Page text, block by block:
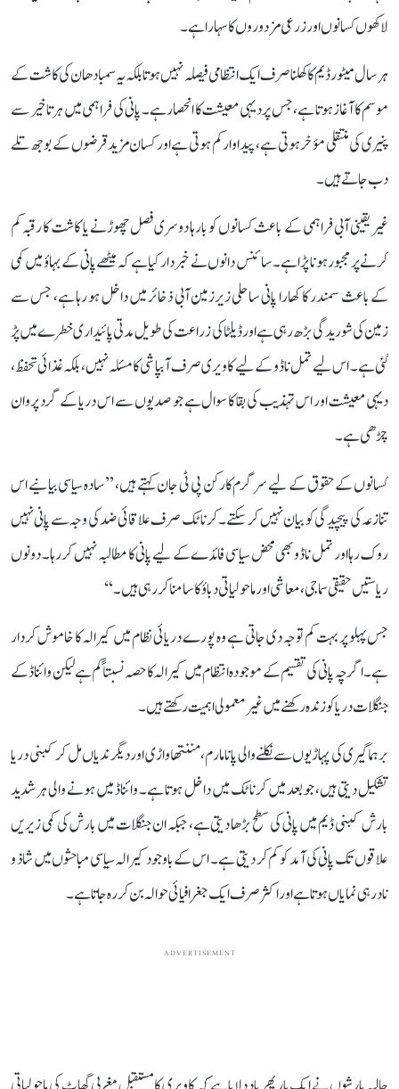
لاکھوں کسانوں اور زرعی مزدوروں کا سہارا ہے۔
ہر سال میٹور ڈیم کا کھلنا صرف ایک انتظامی فیصلہ نہیں ہوتا بلکہ یہ سمبا دھان کی کاشت کے
موسم کا آغاز ہوتا ہے، جس پر دیہی معیشت کا انحصار ہے۔ پانی کی فراہمی میں ہر تاخیر سے
پنیری کی منتقلی مؤخر ہوتی ہے، پیداوار کم ہوتی ہے اور کسان مزید قرضوں کے بوجھ تلے
دب جاتے ہیں۔
غیر یقینی آبی فراہمی کے باعث کسانوں کو بارہا دوسری فصل چھوڑنے یا کاشت کا رقبہ کم
کرنے پر مجبور ہونا پڑا ہے۔ سائنس دانوں نے خبردار کیا ہے کہ میٹھے پانی کے بہاؤ میں کمی
کے باعث سمندر کا کھارا پانی ساحلی زیرزمین آبی ذخائر میں داخل ہو رہا ہے، جس سے
زمین کی شوریدگی بڑھ رہی ہے اور ڈیلٹا کی زراعت کی طویل مدتی پائیداری خطرے میں پڑ
گئی ہے۔ اس لیے تمل ناڈو کے لیے کاویری صرف آبپاشی کا مسئلہ نہیں، بلکہ غذائی تحفظ،
دیہی معیشت اور اس تہذیب کی بقا کا سوال ہے جو صدیوں سے اس دریا کے گرد پروان
چڑھی ہے۔
کسانوں کے حقوق کے لیے سرگرم کارکن پی ٹی جان کہتے ہیں، ’’سادہ سیاسی بیانیے اس
تنازعہ کی پیچیدگی کو بیان نہیں کر سکتے۔ کرناٹک صرف علاقائی ضد کی وجہ سے پانی نہیں
روک رہا اور تمل ناڈو بھی محض سیاسی فائدے کے لیے پانی کا مطالبہ نہیں کر رہا۔ دونوں
ریاستیں حقیقی سماجی، معاشی اور ماحولیاتی دباؤ کا سامنا کر رہی ہیں۔‘‘
جس پہلو پر بہت کم توجہ دی جاتی ہے وہ پورے دریائی نظام میں کیرالہ کا خاموش کردار
ہے۔ اگرچہ پانی کی تقسیم کے موجودہ انتظام میں کیرالہ کا حصہ نسبتاً کم ہے لیکن وائناڈ کے
جنگلات دریا کو زندہ رکھنے میں غیر معمولی اہمیت رکھتے ہیں۔
برہماگیری کی پہاڑیوں سے نکلنے والی پانامارم، مننتھاواڑی اور دیگر ندیاں مل کر کبنی دریا
تشکیل دیتی ہیں، جو بعد میں کرناٹک میں داخل ہوتا ہے۔ وائناڈ میں ہونے والی ہر شدید
بارش کبنی ڈیم میں پانی کی سطح بڑھا دیتی ہے، جبکہ ان جنگلات میں بارش کی کمی زیریں
علاقوں تک پانی کی آمد کو کم کر دیتی ہے۔ اس کے باوجود کیرالہ سیاسی مباحثوں میں شاذ و
نادر ہی نمایاں ہوتا ہے اور اکثر صرف ایک جغرافیائی حوالہ بن کر رہ جاتا ہے۔
ADVERTISEMENT